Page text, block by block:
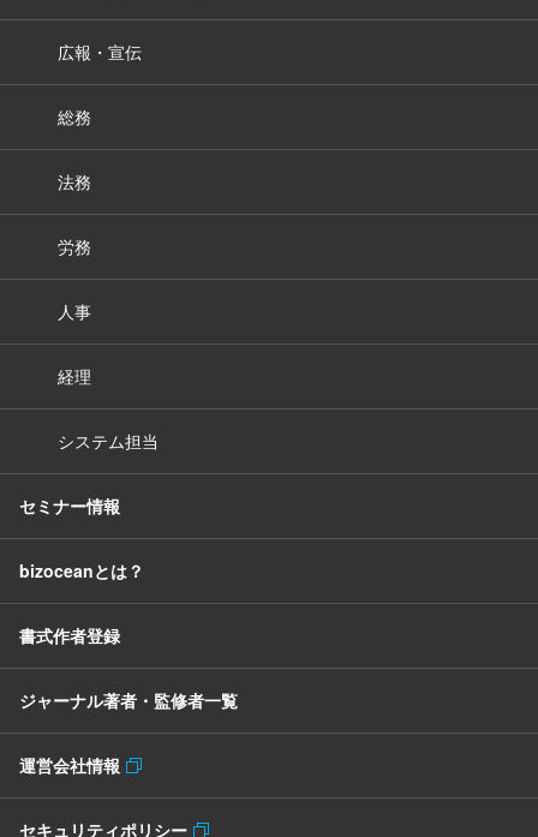
広報・宣伝
総務
法務
労務
人事
経理
システム担当
セミナー情報
bizoceanとは？
書式作者登録
ジャーナル著者・監修者一覧
運営会社情報
セキュリティポリシー